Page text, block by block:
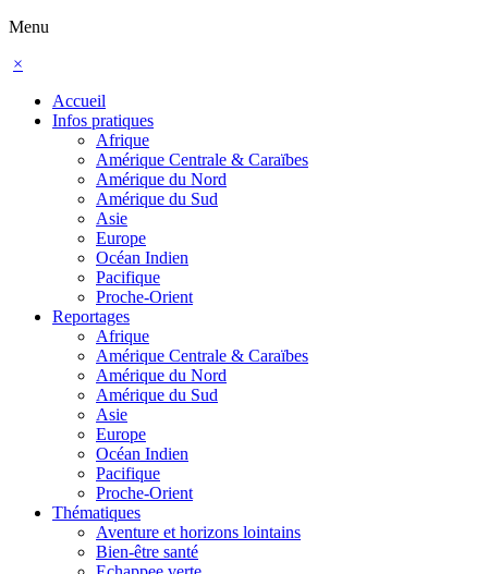
Menu
×
Accueil
Infos pratiques
Afrique
Amérique Centrale & Caraïbes
Amérique du Nord
Amérique du Sud
Asie
Europe
Océan Indien
Pacifique
Proche-Orient
Reportages
Afrique
Amérique Centrale & Caraïbes
Amérique du Nord
Amérique du Sud
Asie
Europe
Océan Indien
Pacifique
Proche-Orient
Thématiques
Aventure et horizons lointains
Bien-être santé